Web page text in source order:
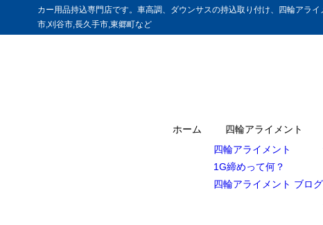
カー用品持込専門店です。車高調、ダウンサスの持込取り付け、四輪アラ
市,刈谷市,長久手市,東郷町など
ホーム
四輪アライメント
四輪アライメント
1G締めって何？
四輪アライメント ブログ